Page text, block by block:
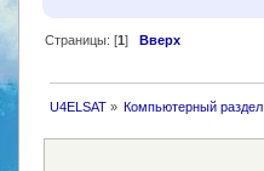
Страницы: [1] Вверх
U4ELSAT» Компьютерный раздел